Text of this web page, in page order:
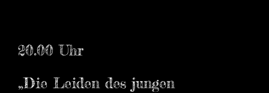
20.00 Uhr
„Die Leiden des jungen